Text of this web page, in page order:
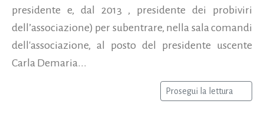
presidente e, dal 2013 , presidente dei probiviri
dell’associazione) per subentrare, nella sala comandi
dell'associazione, al posto del presidente uscente
Carla Demaria...
Prosegui la lettura